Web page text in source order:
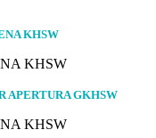
KHSW
APERTURA GKHSW